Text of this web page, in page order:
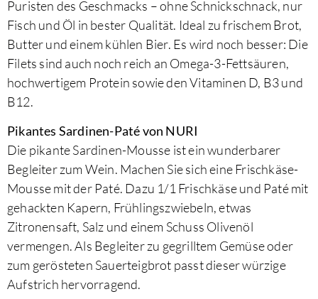
Puristen des Geschmacks – ohne Schnickschnack, nur
Fisch und Öl in bester Qualität. Ideal zu frischem Brot,
Butter und einem kühlen Bier. Es wird noch besser: Die
Filets sind auch noch reich an Omega-3-Fettsäuren,
hochwertigem Protein sowie den Vitaminen D, B3 und
B12.
Pikantes Sardinen-Paté von NURI
Die pikante Sardinen-Mousse ist ein wunderbarer
Begleiter zum Wein. Machen Sie sich eine Frischkäse-
Mousse mit der Paté. Dazu 1/1 Frischkäse und Paté mit
gehackten Kapern, Frühlingszwiebeln, etwas
Zitronensaft, Salz und einem Schuss Olivenöl
vermengen. Als Begleiter zu gegrilltem Gemüse oder
zum gerösteten Sauerteigbrot passt dieser würzige
Aufstrich hervorragend.